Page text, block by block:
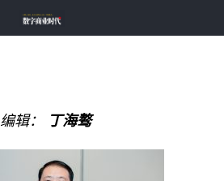
编辑： 丁海骜